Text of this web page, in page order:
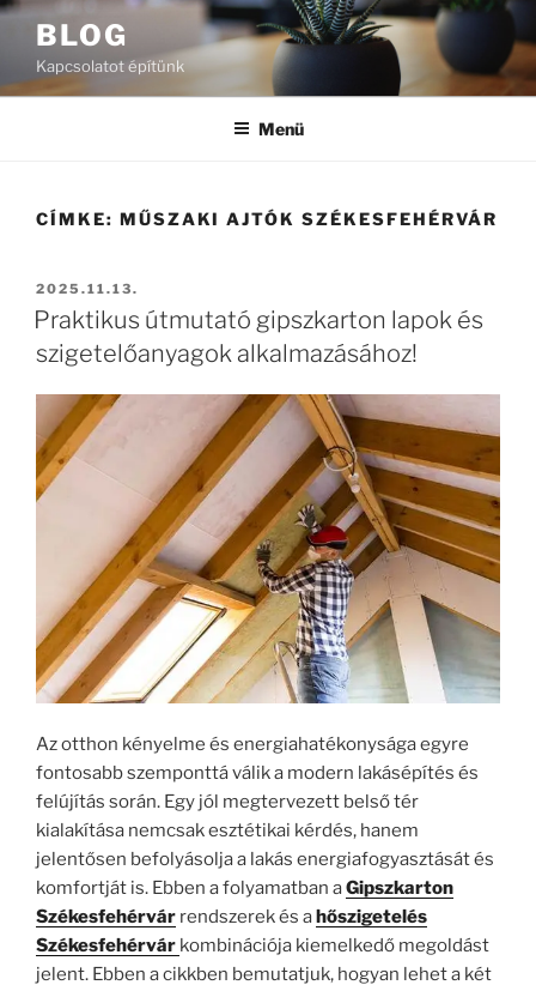
Tartalomhoz
BLOG
Kapcsolatot építünk
Menü
CÍMKE: MŰSZAKI AJTÓK SZÉKESFEHÉRVÁR
BEKÜLDVE:
2025.11.13.
Praktikus útmutató gipszkarton lapok és
szigetelőanyagok alkalmazásához!
Az otthon kényelme és energiahatékonysága egyre
fontosabb szemponttá válik a modern lakásépítés és
felújítás során. Egy jól megtervezett belső tér
kialakítása nemcsak esztétikai kérdés, hanem
jelentősen befolyásolja a lakás energiafogyasztását és
komfortját is. Ebben a folyamatban aGipszkarton
Székesfehérvár rendszerek és a hőszigetelés
Székesfehérvár kombinációja kiemelkedő megoldást
jelent. Ebben a cikkben bemutatjuk, hogyan lehet a két